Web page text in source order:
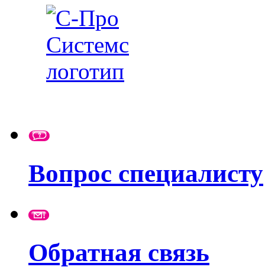
Вопрос специалисту
Обратная связь